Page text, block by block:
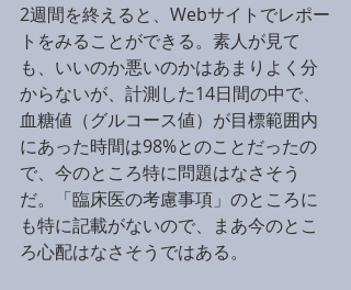
2週間を終えると、Webサイトでレポー
トをみることができる。素人が見て
も、いいのか悪いのかはあまりよく分
からないが、計測した14日間の中で、
血糖値（グルコース値）が目標範囲内
にあった時間は98%とのことだったの
で、今のところ特に問題はなさそう
だ。「臨床医の考慮事項」のところに
も特に記載がないので、まあ今のとこ
ろ心配はなさそうではある。